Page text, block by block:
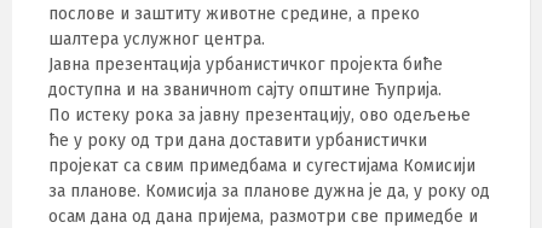
послове и заштиту животне средине, а преко
шалтера услужног центра.
Јавна презентација урбанистичког пројекта биће
доступна и на званичноm сајту општине Ћуприја.
По истеку рока за јавну презентацију, ово одељење
ће у року од три дана доставити урбанистички
пројекат са свим примедбама и сугестијама Комисији
за планове. Комисија за планове дужна је да, у року од
осам дана од дана пријема, размотри све примедбе и